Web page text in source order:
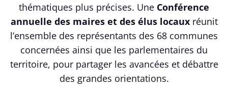
thématiques plus précises. Une Conférence
annuelle des maires et des élus locauxréunit
l’ensemble des représentants des 68 communes
concernées ainsi que les parlementaires du
territoire, pour partager les avancées et débattre
des grandes orientations.